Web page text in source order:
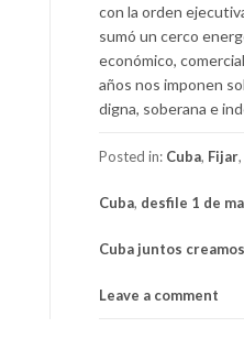
con la orden
sumó un cerco
económico,
años nos imponen
digna, soberana e
Posted in: Cuba, Fijar,
Cuba, desfile 1 de
Cuba juntos creamos
Leave a comment